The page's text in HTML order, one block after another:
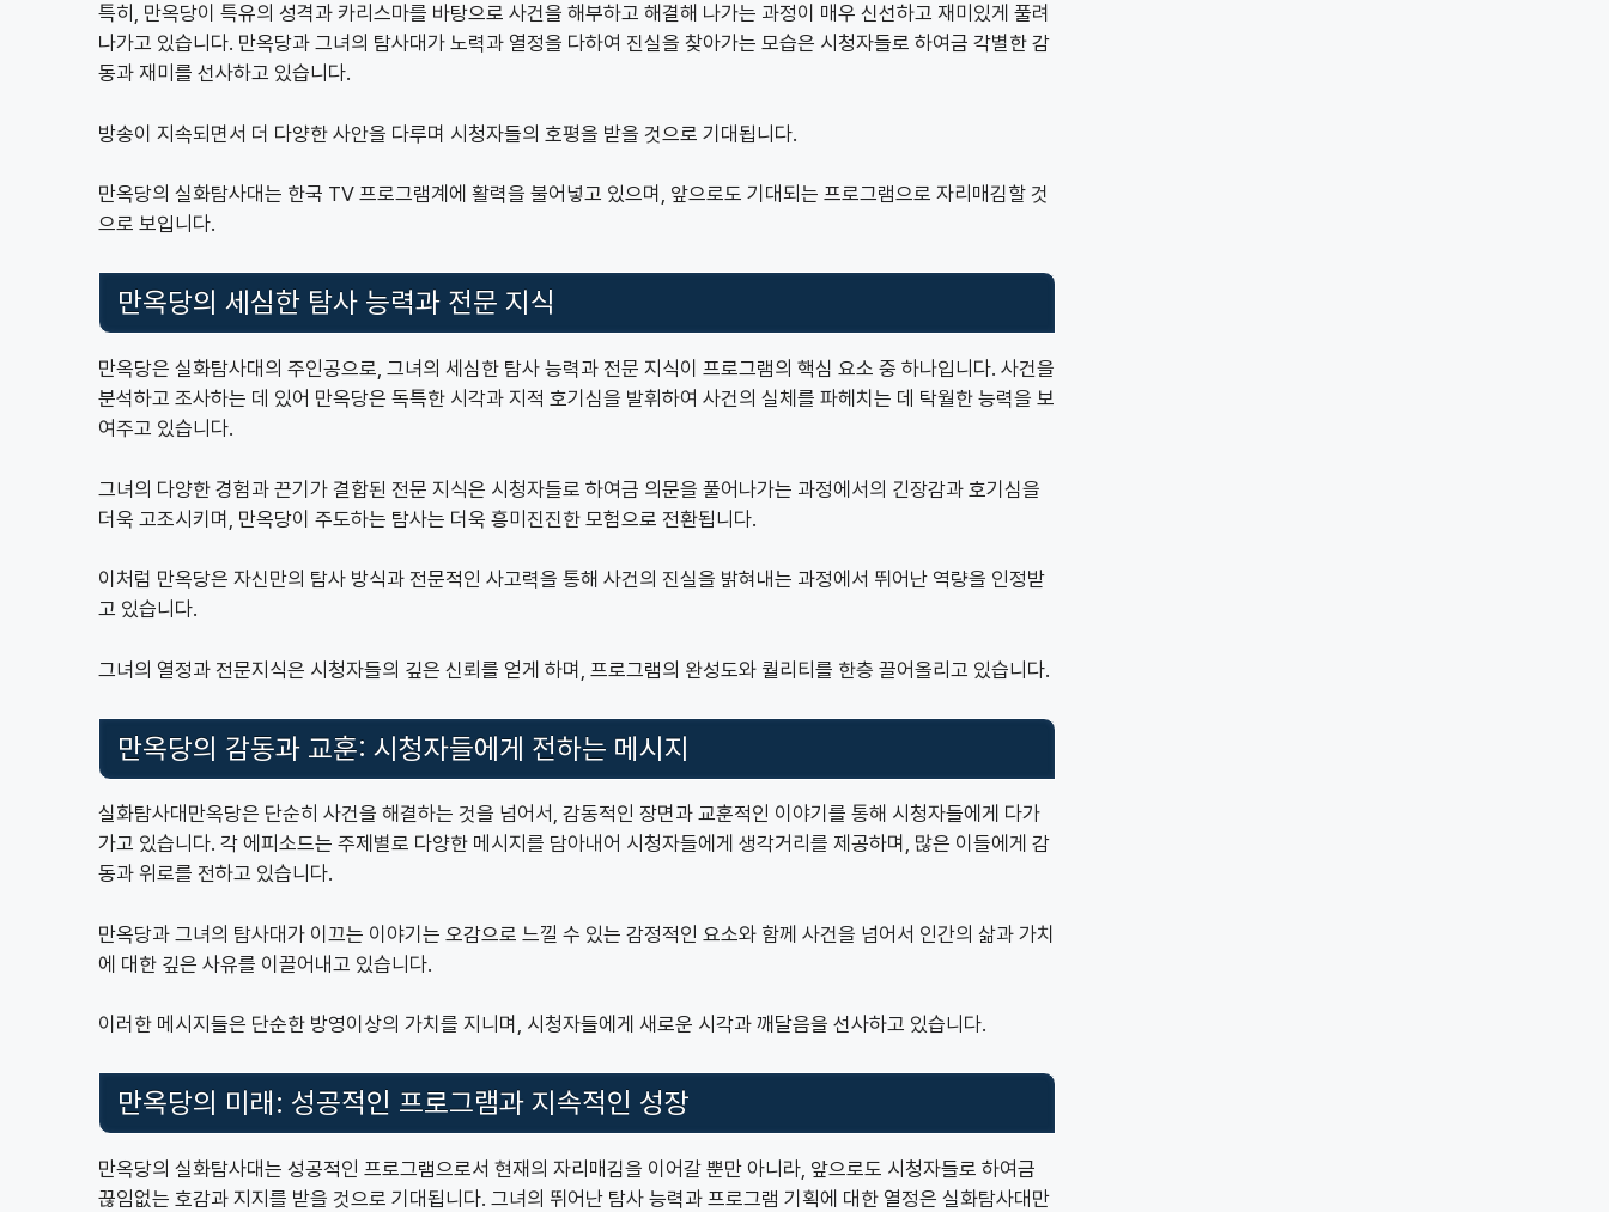
특히, 만옥당이 특유의 성격과 카리스마를 바탕으로 사건을 해부하고 해결해 나가는 과정이 매우 신선하고 재미있게 풀려
나가고 있습니다. 만옥당과 그녀의 탐사대가 노력과 열정을 다하여 진실을 찾아가는 모습은 시청자들로 하여금 각별한 감
동과 재미를 선사하고 있습니다.
방송이 지속되면서 더 다양한 사안을 다루며 시청자들의 호평을 받을 것으로 기대됩니다.
만옥당의 실화탐사대는 한국 TV 프로그램계에 활력을 불어넣고 있으며, 앞으로도 기대되는 프로그램으로 자리매김할 것
으로 보입니다.
만옥당의 세심한 탐사 능력과 전문 지식
만옥당은 실화탐사대의 주인공으로, 그녀의 세심한 탐사 능력과 전문 지식이 프로그램의 핵심 요소 중 하나입니다. 사건을
분석하고 조사하는 데 있어 만옥당은 독특한 시각과 지적 호기심을 발휘하여 사건의 실체를 파헤치는 데 탁월한 능력을 보
여주고 있습니다.
그녀의 다양한 경험과 끈기가 결합된 전문 지식은 시청자들로 하여금 의문을 풀어나가는 과정에서의 긴장감과 호기심을
더욱 고조시키며, 만옥당이 주도하는 탐사는 더욱 흥미진진한 모험으로 전환됩니다.
이처럼 만옥당은 자신만의 탐사 방식과 전문적인 사고력을 통해 사건의 진실을 밝혀내는 과정에서 뛰어난 역량을 인정받
고 있습니다.
그녀의 열정과 전문지식은 시청자들의 깊은 신뢰를 얻게 하며, 프로그램의 완성도와 퀄리티를 한층 끌어올리고 있습니다.
만옥당의 감동과 교훈: 시청자들에게 전하는 메시지
실화탐사대만옥당은 단순히 사건을 해결하는 것을 넘어서, 감동적인 장면과 교훈적인 이야기를 통해 시청자들에게 다가
가고 있습니다. 각 에피소드는 주제별로 다양한 메시지를 담아내어 시청자들에게 생각거리를 제공하며, 많은 이들에게 감
동과 위로를 전하고 있습니다.
만옥당과 그녀의 탐사대가 이끄는 이야기는 오감으로 느낄 수 있는 감정적인 요소와 함께 사건을 넘어서 인간의 삶과 가치
에 대한 깊은 사유를 이끌어내고 있습니다.
이러한 메시지들은 단순한 방영이상의 가치를 지니며, 시청자들에게 새로운 시각과 깨달음을 선사하고 있습니다.
만옥당의 미래: 성공적인 프로그램과 지속적인 성장
만옥당의 실화탐사대는 성공적인 프로그램으로서 현재의 자리매김을 이어갈 뿐만 아니라, 앞으로도 시청자들로 하여금
끊임없는 호감과 지지를 받을 것으로 기대됩니다. 그녀의 뛰어난 탐사 능력과 프로그램 기획에 대한 열정은 실화탐사대만